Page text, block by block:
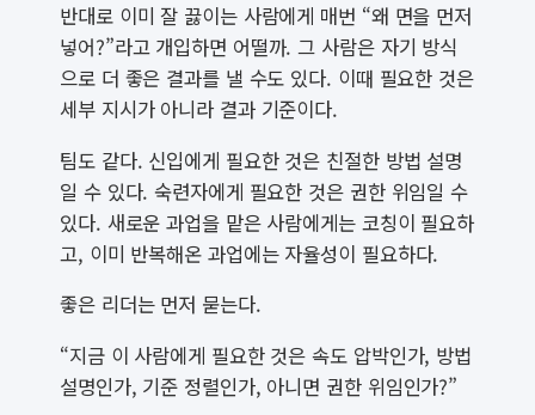
반대로 이미 잘 끓이는 사람에게 매번 “왜 면을 먼저
넣어?”라고 개입하면 어떨까. 그 사람은 자기 방식
으로 더 좋은 결과를 낼 수도 있다. 이때 필요한 것은
세부 지시가 아니라 결과 기준이다.
팀도 같다. 신입에게 필요한 것은 친절한 방법 설명
일 수 있다. 숙련자에게 필요한 것은 권한 위임일 수
있다. 새로운 과업을 맡은 사람에게는 코칭이 필요하
고, 이미 반복해온 과업에는 자율성이 필요하다.
좋은 리더는 먼저 묻는다.
“지금 이 사람에게 필요한 것은 속도 압박인가, 방법
설명인가, 기준 정렬인가, 아니면 권한 위임인가?”